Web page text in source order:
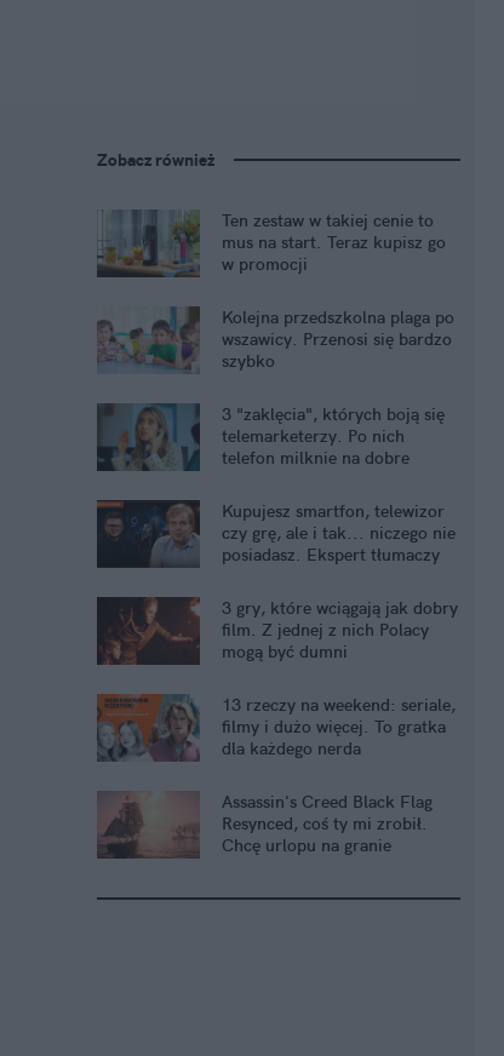
Zobacz również
Ten zestaw w takiej cenie to
mus na start. Teraz kupisz go
w promocji
Kolejna przedszkolna plaga po
wszawicy. Przenosi się bardzo
szybko
3 "zaklęcia", których boją się
telemarketerzy. Po nich
telefon milknie na dobre
Kupujesz smartfon, telewizor
czy grę, ale i tak... niczego nie
posiadasz. Ekspert tłumaczy
3 gry, które wciągają jak dobry
film. Z jednej z nich Polacy
mogą być dumni
13 rzeczy na weekend: seriale,
filmy i dużo więcej. To gratka
dla każdego nerda
Assassin's Creed Black Flag
Resynced, coś ty mi zrobił.
Chcę urlopu na granie